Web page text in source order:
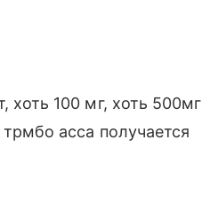
хоть 100 мг, хоть 500мг
асса получается